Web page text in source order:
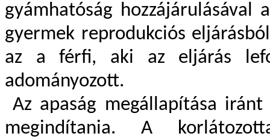
gyámhatóság
gyermek reprodukciós
az a férfi, aki az eljárás
adományozott.
Az apaság megállapítása
megindítania. A